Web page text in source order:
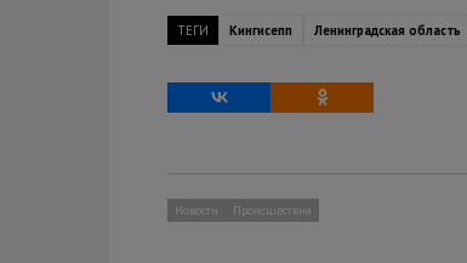
ТЕГИ Кингисепп Ленинградская область
Новости Происшествия